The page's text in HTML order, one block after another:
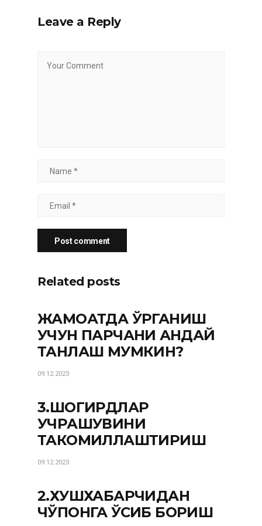
Leave a Reply
Related posts
ЖАМОАТДА ЎРГАНИШ
УЧУН ПАРЧАНИ ҚАНДАЙ
ТАНЛАШ МУМКИН?
09.12.2023
3.ШОГИРДЛАР
УЧРАШУВИНИ
ТАКОМИЛЛАШТИРИШ
09.12.2023
2.ХУШХАБАРЧИДАН
ЧЎПОНГА ЎСИБ БОРИШ